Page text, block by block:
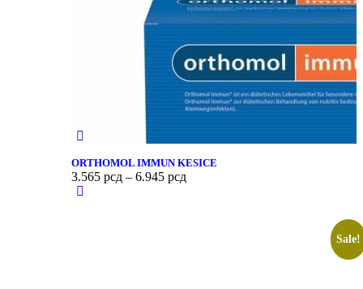
ORTHOMOL IMMUN KESICE
3.565 рсд – 6.945 рсд
Sale!